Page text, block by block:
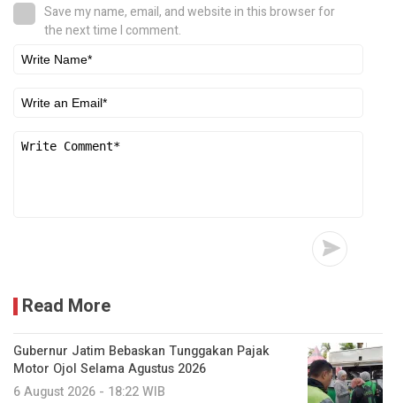
Save my name, email, and website in this browser for
the next time I comment.
Read More
Gubernur Jatim Bebaskan Tunggakan Pajak
Motor Ojol Selama Agustus 2026
6 August 2026 - 18:22 WIB